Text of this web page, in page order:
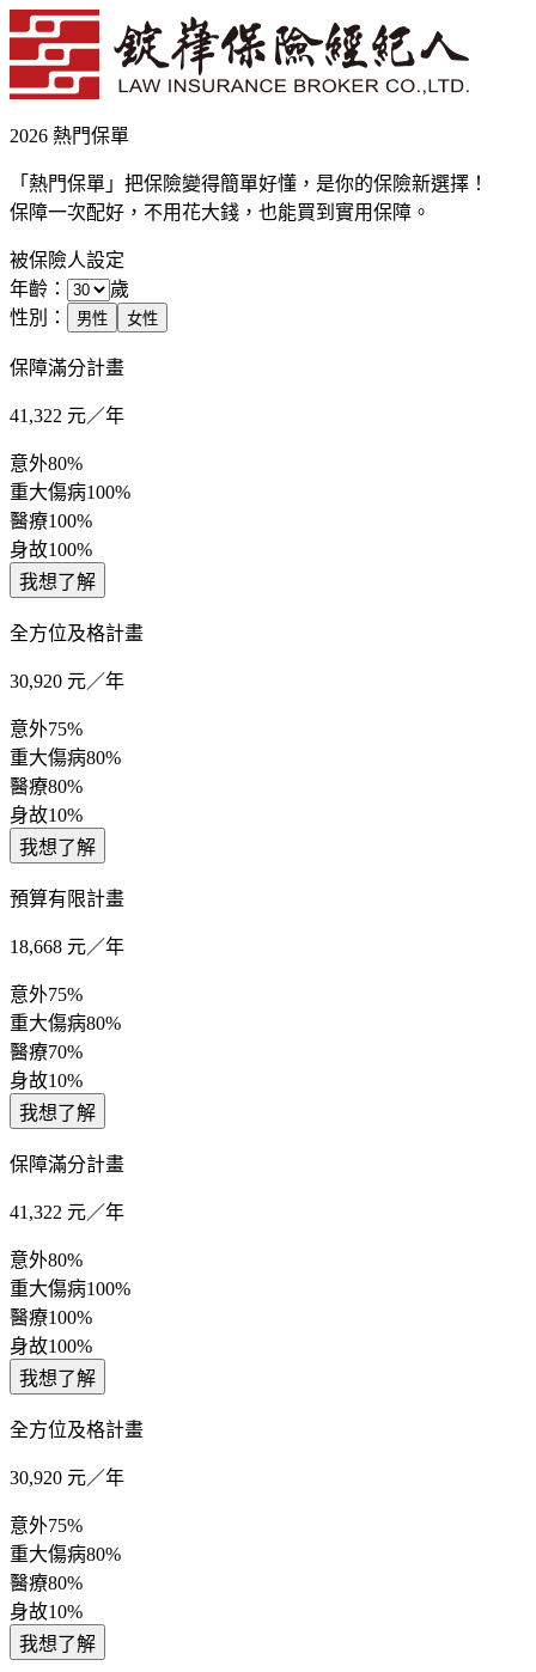
2026 熱門保單
「熱門保單」把保險變得簡單好懂，是你的保險新選擇！
保障一次配好，不用花大錢，也能買到實用保障。
被保險人設定
年齡：
歲
性別：
男性 女性
保障滿分計畫
41,322 元／年
意外80%
重大傷病100%
醫療100%
身故100%
我想了解
全方位及格計畫
30,920 元／年
意外75%
重大傷病80%
醫療80%
身故10%
我想了解
預算有限計畫
18,668 元／年
意外75%
重大傷病80%
醫療70%
身故10%
我想了解
保障滿分計畫
41,322 元／年
意外80%
重大傷病100%
醫療100%
身故100%
我想了解
全方位及格計畫
30,920 元／年
意外75%
重大傷病80%
醫療80%
身故10%
我想了解